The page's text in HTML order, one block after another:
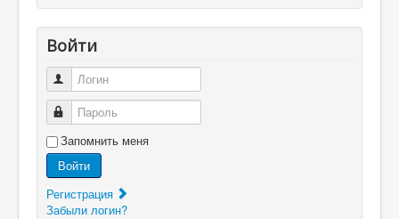
Войти
Логин
Пароль
Запомнить меня
Войти
Регистрация
Забыли логин?